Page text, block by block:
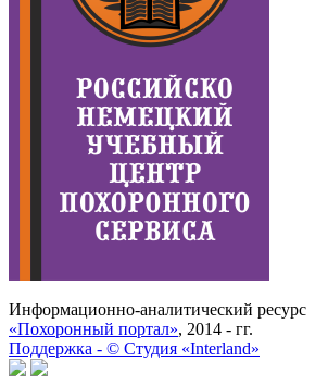
Информационно-аналитический ресурс
«Похоронный портал», 2014 - гг.
Поддержка - © Cтудия «Interland»